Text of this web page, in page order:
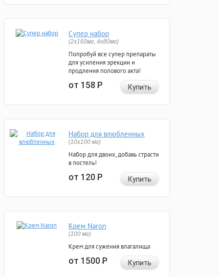
Супер набор
(2х160мг, 4х80мг)
Попробуй все супер препараты
для усиления эрекции и
продления полового акта!
от 158Р Купить
Набор для влюбленных
(10х100 мг)
Набор для двоих, добавь страсти
в постель!
от 120Р Купить
Крем Naron
(100 мг)
Крем для сужения влагалища
от 1500Р Купить